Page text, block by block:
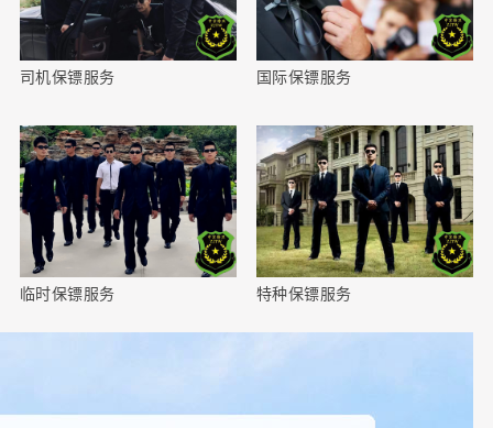
司机保镖服务 国际保镖服务
临时保镖服务 特种保镖服务